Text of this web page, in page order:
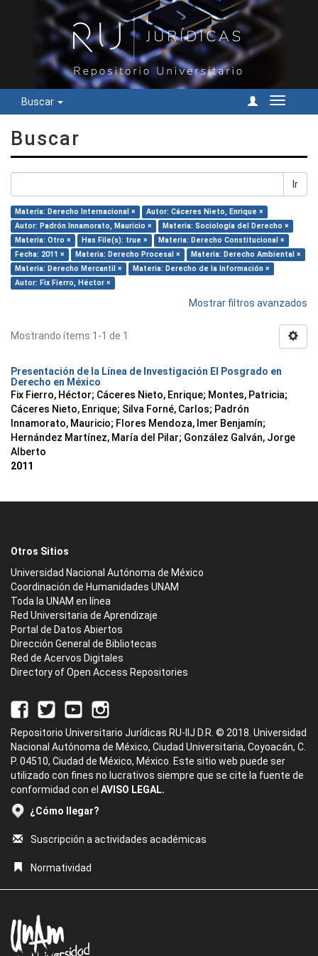
Buscar
Cambiar
Buscar
Ir
Materia: Derecho Internacional ×
Autor: Cáceres Nieto, Enrique ×
Autor: Padrón Innamorato, Mauricio ×
Materia: Sociología del Derecho ×
Materia: Otro ×
Has File(s): true ×
Materia: Derecho Constitucional ×
Fecha: 2011 ×
Materia: Derecho Procesal ×
Materia: Derecho Ambiental ×
Materia: Derecho Mercantil ×
Materia: Derecho de la Información ×
Autor: Fix Fierro, Héctor ×
Mostrar filtros avanzados
Mostrando ítems 1-1 de 1
Presentación de la Línea de Investigación El Posgrado en
Derecho en México
Fix Fierro, Héctor; Cáceres Nieto, Enrique; Montes, Patricia;
Cáceres Nieto, Enrique; Silva Forné, Carlos; Padrón
Innamorato, Mauricio; Flores Mendoza, Imer Benjamín;
Hernández Martínez, María del Pilar; González Galván, Jorge
Alberto
2011
Otros Sitios
Universidad Nacional Autónoma de México
Coordinación de Humanidades UNAM
Toda la UNAM en línea
Red Universitaria de Aprendizaje
Portal de Datos Abiertos
Dirección General de Bibliotecas
Red de Acervos Digitales
Directory of Open Access Repositories
Repositorio Universitario Jurídicas RU-IIJ D.R. © 2018. Universidad
Nacional Autónoma de México, Ciudad Universitaria, Coyoacán, C.
P. 04510, Ciudad de México, México. Este sitio web puede ser
utilizado con fines no lucrativos siempre que se cite la fuente de
conformidad con el AVISO LEGAL.
¿Cómo llegar?
Suscripción a actividades académicas
Normatividad